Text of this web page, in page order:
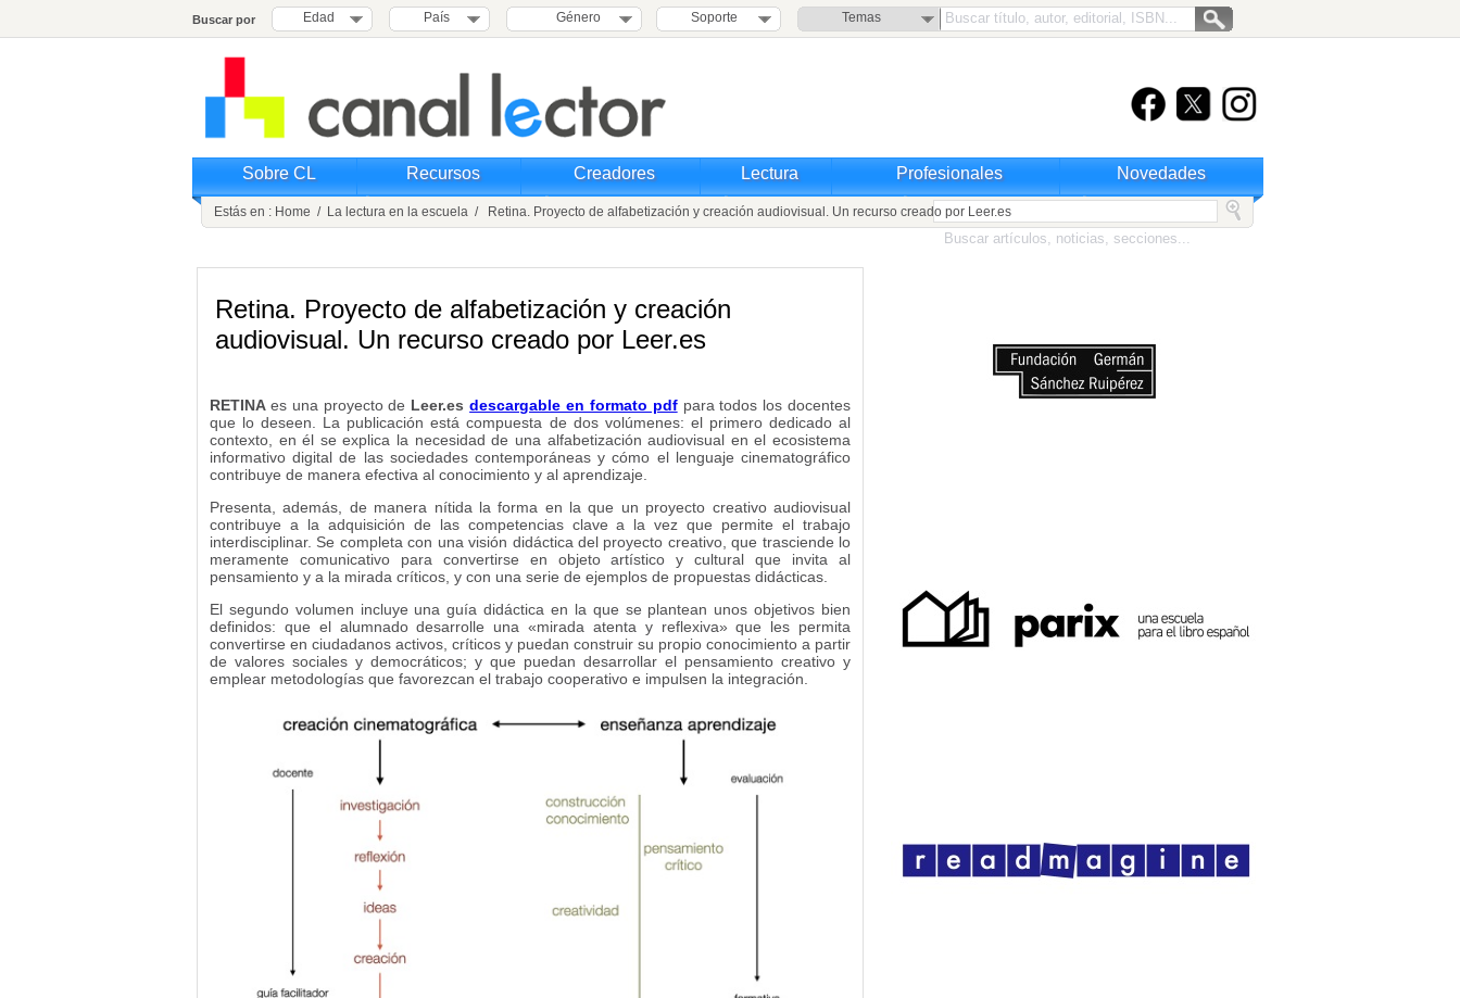
Buscar por Edad País Género Soporte Temas
Sobre CL Recursos Creadores Lectura Profesionales Novedades
Estás en : Home / La lectura en la escuela / Retina. Proyecto de alfabetización y creación audiovisual. Un recurso creado por Leer.es
Retina. Proyecto de alfabetización y creación
audiovisual. Un recurso creado por Leer.es
RETINA es una proyecto de Leer.es descargable en formato pdfpara todos los docentes
que lo deseen. La publicación está compuesta de dos volúmenes: el primero dedicado al
contexto, en él se explica la necesidad de una alfabetización audiovisual en el ecosistema
informativo digital de las sociedades contemporáneas y cómo el lenguaje cinematográfico
contribuye de manera efectiva al conocimiento y al aprendizaje.
Presenta, además, de manera nítida la forma en la que un proyecto creativo audiovisual
contribuye a la adquisición de las competencias clave a la vez que permite el trabajo
interdisciplinar. Se completa con una visión didáctica del proyecto creativo, que trasciende lo
meramente comunicativo para convertirse en objeto artístico y cultural que invita al
pensamiento y a la mirada críticos, y con una serie de ejemplos de propuestas didácticas.
El segundo volumen incluye una guía didáctica en la que se plantean unos objetivos bien
definidos: que el alumnado desarrolle una «mirada atenta y reflexiva» que les permita
convertirse en ciudadanos activos, críticos y puedan construir su propio conocimiento a partir
de valores sociales y democráticos; y que puedan desarrollar el pensamiento creativo y
emplear metodologías que favorezcan el trabajo cooperativo e impulsen la integración.